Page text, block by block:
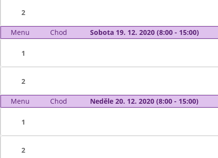
2
Menu Chod Sobota 19. 12. 2020 (8:00 - 15:00)
1
2
Menu Chod Neděle 20. 12. 2020 (8:00 - 15:00)
1
2